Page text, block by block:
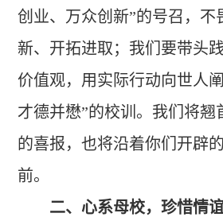
创业、万众创新”的号召，不
新、开拓进取；我们要带头
价值观，用实际行动向世人
才德并懋”的校训。我们将翘
的喜报，也将沿着你们开辟
前。
二、心系母校，珍惜情